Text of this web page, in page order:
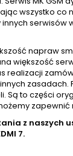
wszystko co
serwisów
napraw
większość
realizacji
innych
Są to części
z naszych
7.